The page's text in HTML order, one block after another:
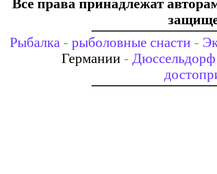
Все права принадлежат
Рыбалка - рыболовные снасти -
Германии - Дюссельдорф